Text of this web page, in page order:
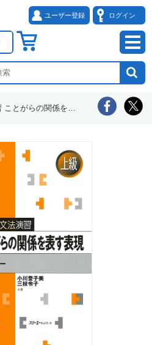
ユーザー登録 ログイン
の関係を表す表現 ―複文―